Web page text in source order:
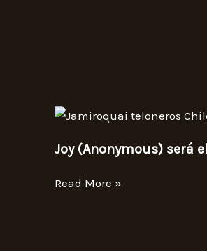
Joy (Anonymous) será
Read More »